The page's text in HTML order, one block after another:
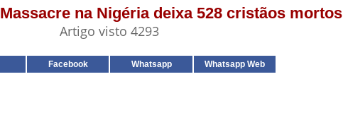
na Nigéria deixa 528 cristãos mortos
Artigo visto 4293
Facebook Whatsapp Whatsapp Web